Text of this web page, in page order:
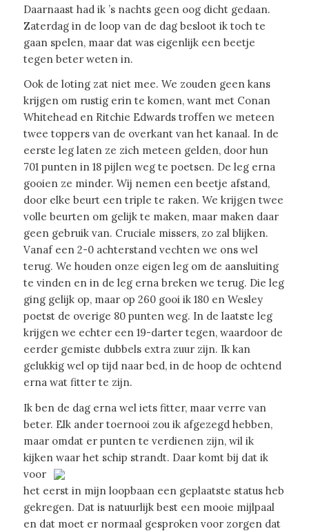
Daarnaast had ik ’s nachts geen oog dicht gedaan.
Zaterdag in de loop van de dag besloot ik toch te
gaan spelen, maar dat was eigenlijk een beetje
tegen beter weten in.
Ook de loting zat niet mee. We zouden geen kans
krijgen om rustig erin te komen, want met Conan
Whitehead en Ritchie Edwards troffen we meteen
twee toppers van de overkant van het kanaal. In de
eerste leg laten ze zich meteen gelden, door hun
701 punten in 18 pijlen weg te poetsen. De leg erna
gooien ze minder. Wij nemen een beetje afstand,
door elke beurt een triple te raken. We krijgen twee
volle beurten om gelijk te maken, maar maken daar
geen gebruik van. Cruciale missers, zo zal blijken.
Vanaf een 2-0 achterstand vechten we ons wel
terug. We houden onze eigen leg om de aansluiting
te vinden en in de leg erna breken we terug. Die leg
ging gelijk op, maar op 260 gooi ik 180 en Wesley
poetst de overige 80 punten weg. In de laatste leg
krijgen we echter een 19-darter tegen, waardoor de
eerder gemiste dubbels extra zuur zijn. Ik kan
gelukkig wel op tijd naar bed, in de hoop de ochtend
erna wat fitter te zijn.
Ik ben de dag erna wel iets fitter, maar verre van
beter. Elk ander toernooi zou ik afgezegd hebben,
maar omdat er punten te verdienen zijn, wil ik
kijken waar het schip strandt. Daar komt bij dat ik
voor
het eerst in mijn loopbaan een geplaatste status heb
gekregen. Dat is natuurlijk best een mooie mijlpaal
en dat moet er normaal gesproken voor zorgen dat